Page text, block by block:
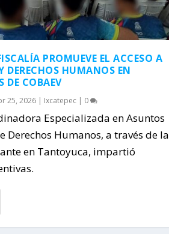
PROMUEVE EL ACCESO A
DERECHOS HUMANOS EN
DE COBAEV
25, 2026 | Ixcatepec | 0
Especializada en Asuntos
Derechos Humanos, a través de la
en Tantoyuca, impartió